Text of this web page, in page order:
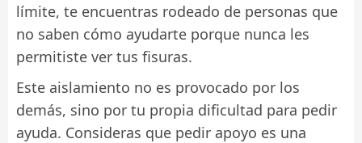
límite, te encuentras rodeado de personas que
no saben cómo ayudarte porque nunca les
permitiste ver tus fisuras.
Este aislamiento no es provocado por los
demás, sino por tu propia dificultad para pedir
ayuda. Consideras que pedir apoyo es una